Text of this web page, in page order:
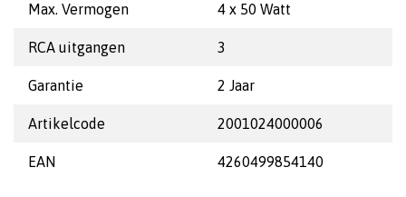
Max. Vermogen 4 x 50 Watt
RCA uitgangen 3
Garantie 2 Jaar
Artikelcode 2001024000006
EAN 4260499854140